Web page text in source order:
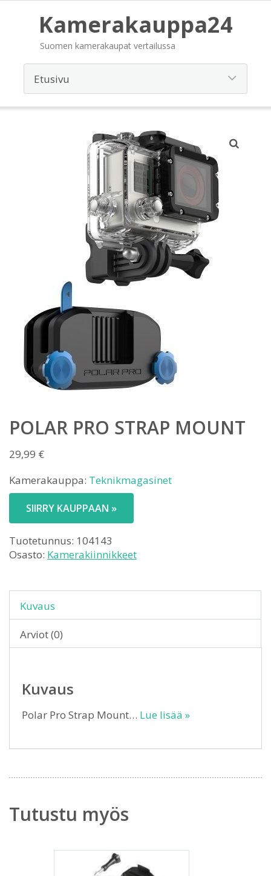
Kamerakauppa24
Suomen kamerakaupat vertailussa
POLAR PRO STRAP MOUNT
29,99 €
Kamerakauppa: Teknikmagasinet
SIIRRY KAUPPAAN »
Tuotetunnus: 104143
Osasto: Kamerakiinnikkeet
Kuvaus
Arviot (0)
Kuvaus
Polar Pro Strap Mount… Lue lisää »
Tutustu myös